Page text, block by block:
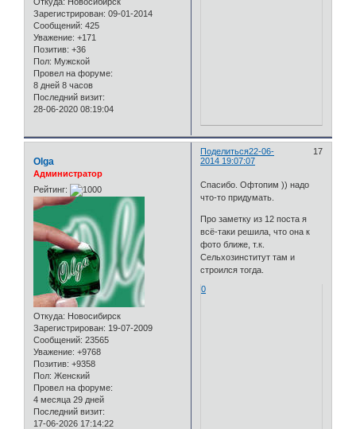
Зарегистрирован: 09-01-2014
Сообщений: 425
Уважение: +171
Позитив: +36
Пол: Мужской
Провел на форуме:
8 дней 8 часов
Последний визит:
28-06-2020 08:19:04
Поделиться 17
22-06-
2014 19:07:07
Olga
Администратор
Рейтинг:
Откуда: Новосибирск
Зарегистрирован: 19-07-2009
Сообщений: 23565
Уважение: +9768
Позитив: +9358
Пол: Женский
Провел на форуме:
4 месяца 29 дней
Последний визит:
17-06-2026 17:14:22
Спасибо. Офтопим )) надо
что-то придумать.
Про заметку из 12 поста я
всё-таки решила, что она к
фото ближе, т.к.
Сельхозинститут там и
строился тогда.
0